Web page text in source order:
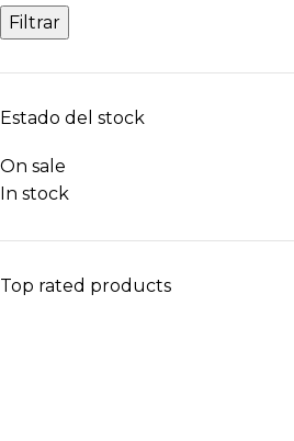
Filtrar
Estado del stock
On sale
In stock
Top rated products